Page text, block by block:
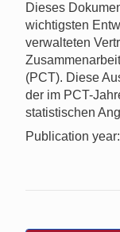
Dieses
wichtigsten
verwalteten
(PCT). Diese
der im PCT-
statistischen
Publication